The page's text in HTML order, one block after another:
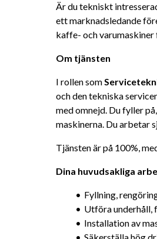
Är du tekniskt
ett marknadsledande
kaffe- och varumaskiner
Om tjänsten
I rollen som
och den tekniska
med omnejd. Du fyller
maskinerna. Du arbetar
Tjänsten är på 100%,
Dina huvudsakliga
Fyllning,
Utföra underhåll,
Installation av